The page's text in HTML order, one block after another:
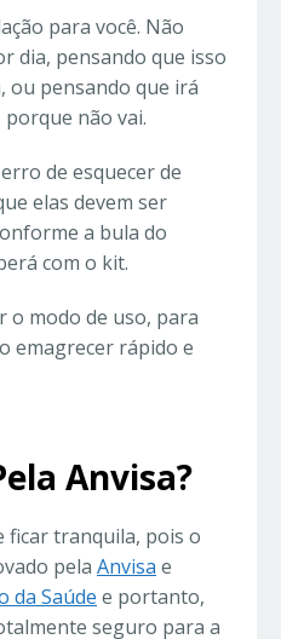
para você. Não
dia, pensando que isso
ou pensando que irá
não vai.
de esquecer de
elas devem ser
a bula do
com o kit.
o modo de uso, para
emagrecer rápido e
Anvisa?
ficar tranquila, pois o
pela Anvisa e
da Saúde e portanto,
seguro para a